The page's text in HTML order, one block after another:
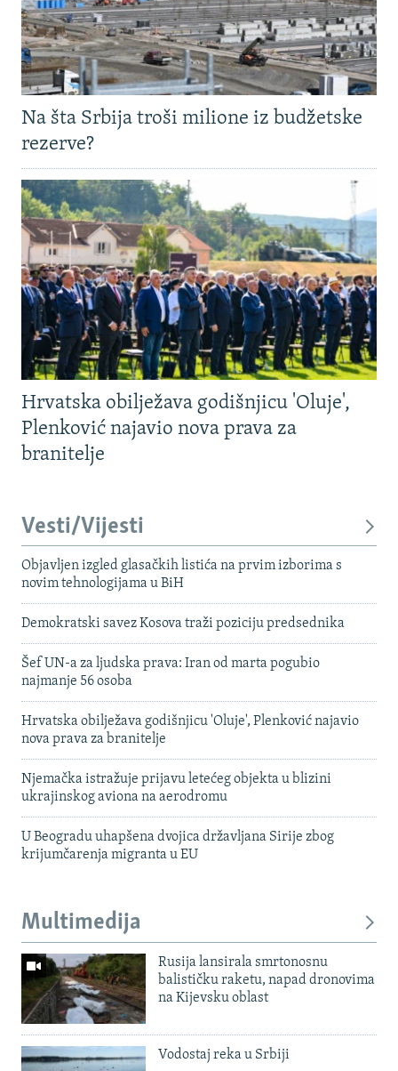
NASTANAK I RASPAD JUGOSLAVIJE
Na šta Srbija troši milione iz budžetske
rezerve?
Hrvatska obilježava godišnjicu 'Oluje',
Plenković najavio nova prava za
branitelje
Vesti/Vijesti
Objavljen izgled glasačkih listića na prvim izborima s
novim tehnologijama u BiH
Demokratski savez Kosova traži poziciju predsednika
Šef UN-a za ljudska prava: Iran od marta pogubio
najmanje 56 osoba
Hrvatska obilježava godišnjicu 'Oluje', Plenković najavio
nova prava za branitelje
Njemačka istražuje prijavu letećeg objekta u blizini
ukrajinskog aviona na aerodromu
U Beogradu uhapšena dvojica državljana Sirije zbog
krijumčarenja migranta u EU
Multimedija
Rusija lansirala smrtonosnu
balističku raketu, napad dronovima
na Kijevsku oblast
Vodostaj reka u Srbiji